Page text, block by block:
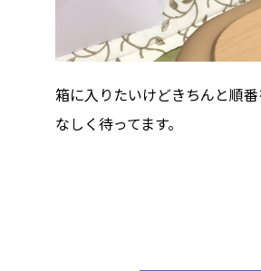
箱に入りたいけどきちんと順
なしく待ってます。